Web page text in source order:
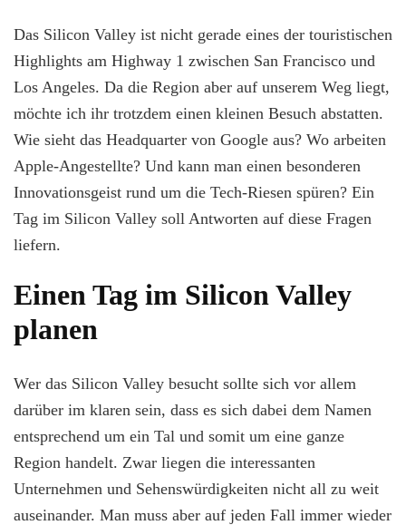
Das Silicon Valley ist nicht gerade eines der touristischen
Highlights am Highway 1 zwischen San Francisco und
Los Angeles. Da die Region aber auf unserem Weg liegt,
möchte ich ihr trotzdem einen kleinen Besuch abstatten.
Wie sieht das Headquarter von Google aus? Wo arbeiten
Apple-Angestellte? Und kann man einen besonderen
Innovationsgeist rund um die Tech-Riesen spüren? Ein
Tag im Silicon Valley soll Antworten auf diese Fragen
liefern.
Einen Tag im Silicon Valley
planen
Wer das Silicon Valley besucht sollte sich vor allem
darüber im klaren sein, dass es sich dabei dem Namen
entsprechend um ein Tal und somit um eine ganze
Region handelt. Zwar liegen die interessanten
Unternehmen und Sehenswürdigkeiten nicht all zu weit
auseinander. Man muss aber auf jeden Fall immer wieder